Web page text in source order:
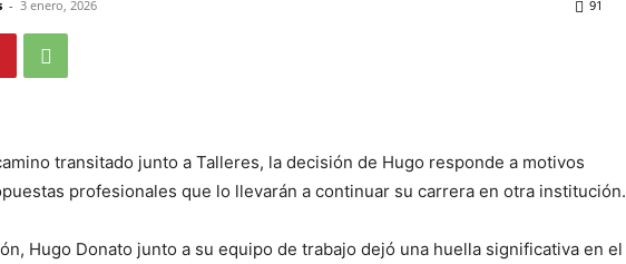
- 3 enero, 2026 91
transitado junto a Talleres, la decisión de Hugo responde a motivos
profesionales que lo llevarán a continuar su carrera en otra institución.
Hugo Donato junto a su equipo de trabajo dejó una huella significativa en el